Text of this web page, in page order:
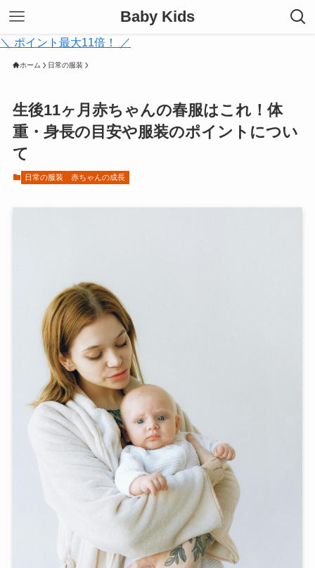
Baby Kids
＼ ポイント最大11倍！ ／
ホーム 日常の服装
生後11ヶ月赤ちゃんの春服はこれ！体
重・身長の目安や服装のポイントについ
て
日常の服装 赤ちゃんの成長